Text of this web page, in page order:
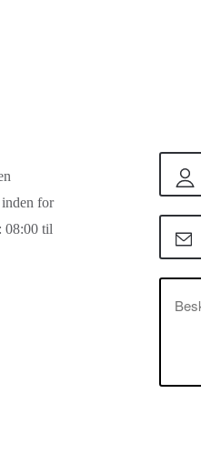
inden for
08:00 til